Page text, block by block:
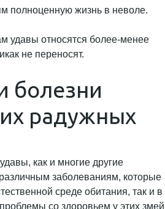
полноценную жизнь в неволе.
болезни
радужных
как и многие другие
заболеваниям, которые
среде обитания, так и в
со здоровьем у этих змей